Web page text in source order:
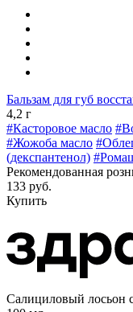
Бальзам для губ
4,2 г
#Касторовое масло
#Жожоба масло
(декспантенол)
Рекомендованная
133 руб.
Купить
Салициловый лосьон